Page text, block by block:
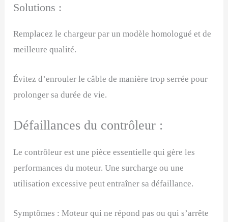
Solutions :
Remplacez le chargeur par un modèle homologué et de
meilleure qualité.
Évitez d’enrouler le câble de manière trop serrée pour
prolonger sa durée de vie.
Défaillances du contrôleur :
Le contrôleur est une pièce essentielle qui gère les
performances du moteur. Une surcharge ou une
utilisation excessive peut entraîner sa défaillance.
Symptômes : Moteur qui ne répond pas ou qui s’arrête